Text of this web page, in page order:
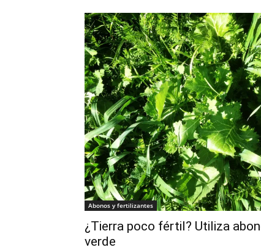
Abonos y fertilizantes
¿Tierra poco fértil? Utiliza
verde